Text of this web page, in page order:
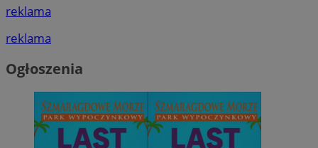
reklama
reklama
Ogłoszenia